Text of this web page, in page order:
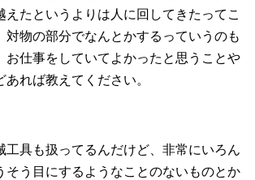
えたというよりは人に回してきたってこ
対物の部分でなんとかするっていうのも
お仕事をしていてよかったと思うことや
れば教えてください。
工具も扱ってるんだけど、非常にいろん
そう目にするようなことのないものとか